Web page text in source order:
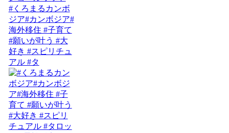
#くろまるカンボ
ジア#カンボジア#
海外移住 #子育て
#願いが叶う #大
好き #スピリチュ
アル #タ